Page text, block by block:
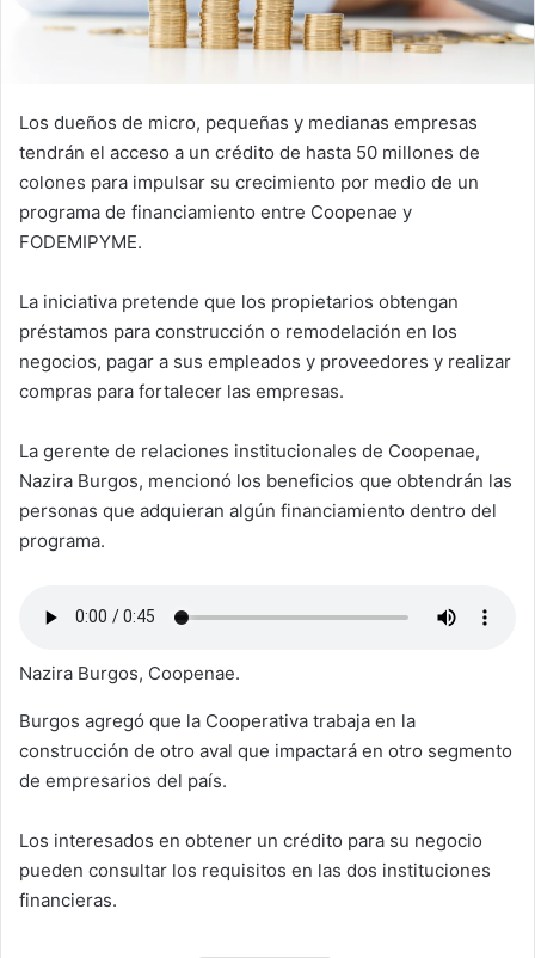
Los dueños de micro, pequeñas y medianas empresas
tendrán el acceso a un crédito de hasta 50 millones de
colones para impulsar su crecimiento por medio de un
programa de financiamiento entre Coopenae y
FODEMIPYME.
La iniciativa pretende que los propietarios obtengan
préstamos para construcción o remodelación en los
negocios, pagar a sus empleados y proveedores y realizar
compras para fortalecer las empresas.
La gerente de relaciones institucionales de Coopenae,
Nazira Burgos, mencionó los beneficios que obtendrán las
personas que adquieran algún financiamiento dentro del
programa.
Nazira Burgos, Coopenae.
Burgos agregó que la Cooperativa trabaja en la
construcción de otro aval que impactará en otro segmento
de empresarios del país.
Los interesados en obtener un crédito para su negocio
pueden consultar los requisitos en las dos instituciones
financieras.